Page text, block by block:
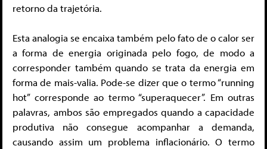
retorno da trajetória.
Esta analogia se encaixa também pelo fato de o calor ser
a forma de energia originada pelo fogo, de modo a
corresponder também quando se trata da energia em
forma de mais-valia. Pode-se dizer que o termo “running
hot” corresponde ao termo “superaquecer”. Em outras
palavras, ambos são empregados quando a capacidade
produtiva não consegue acompanhar a demanda,
causando assim um problema inflacionário. O termo